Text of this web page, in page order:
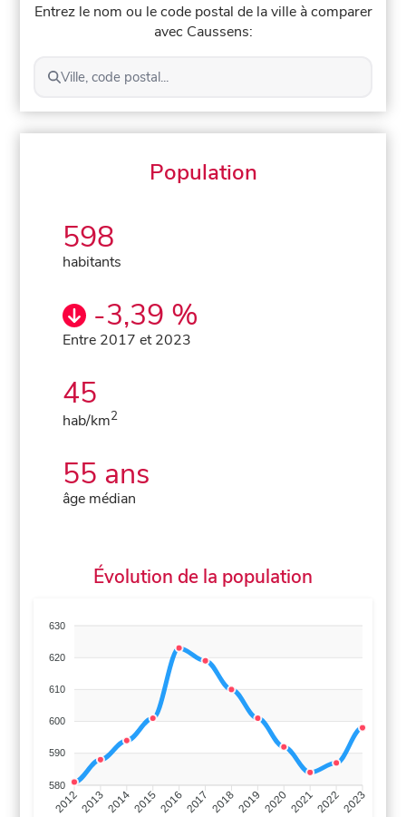
Entrez le nom ou le code postal de la ville à comparer
avec Caussens:
Ville, code postal...
Population
598
habitants
-3,39 %
Entre 2017 et 2023
45
hab/km2
55 ans
âge médian
Évolution de la population
630
620
610
600
590
580
201220132014201520162017 20182019 2020202120222023